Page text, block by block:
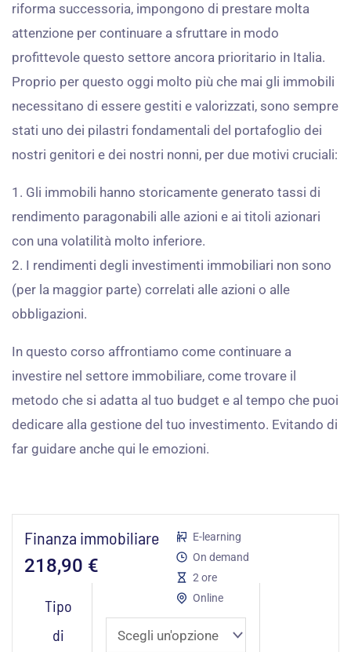
riforma successoria, impongono di prestare molta
attenzione per continuare a sfruttare in modo
profittevole questo settore ancora prioritario in Italia.
Proprio per questo oggi molto più che mai gli immobili
necessitano di essere gestiti e valorizzati, sono sempre
stati uno dei pilastri fondamentali del portafoglio dei
nostri genitori e dei nostri nonni, per due motivi cruciali:
1. Gli immobili hanno storicamente generato tassi di
rendimento paragonabili alle azioni e ai titoli azionari
con una volatilità molto inferiore.
2. I rendimenti degli investimenti immobiliari non sono
(per la maggior parte) correlati alle azioni o alle
obbligazioni.
In questo corso affrontiamo come continuare a
investire nel settore immobiliare, come trovare il
metodo che si adatta al tuo budget e al tempo che puoi
dedicare alla gestione del tuo investimento. Evitando di
far guidare anche qui le emozioni.
Finanza immobiliare
218,90 €
Tipo
di
immobiliare
quantità
E-learning
On demand
2 ore
Online